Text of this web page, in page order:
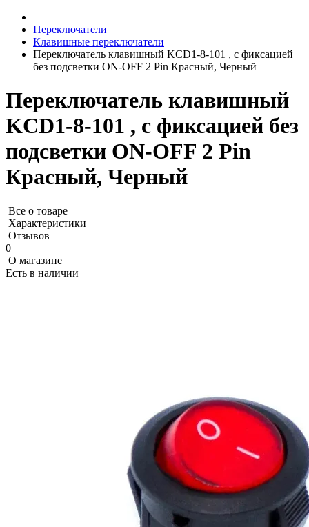
Переключатели
Клавишные переключатели
Переключатель клавишный KCD1-8-101 , с фиксацией
без подсветки ON-OFF 2 Pin Красный, Черный
Переключатель клавишный
KCD1-8-101 , с фиксацией без
подсветки ON-OFF 2 Pin
Красный, Черный
Все о товаре
Характеристики
Отзывов
0
О магазине
Есть в наличии